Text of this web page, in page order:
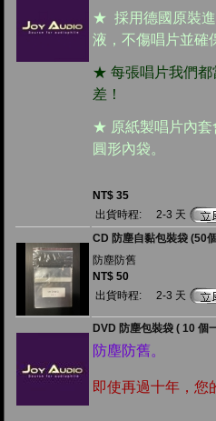
★ 採用德國原裝進
液，不傷唱片並確
★ 每張唱片我們都
差！
★ 原紙製唱片內套
圓形內袋。
NT$ 35
出貨時程:
2-3 天
CD 防塵自黏包裝袋 (50
防塵防舊
NT$ 50
出貨時程:
2-3 天
DVD 防塵包裝袋 ( 10 個
防塵防舊。
即使再過十年，您